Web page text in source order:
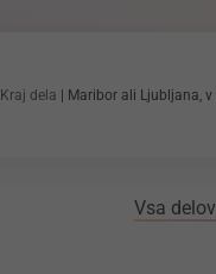
Kraj dela Maribor ali Ljubljana,
Vsa